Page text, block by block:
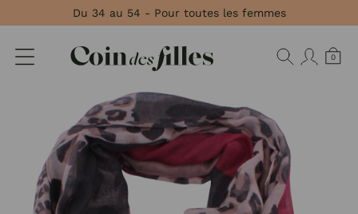
Du 34 au 54 - Pour toutes les femmes
0
Panneau de gestion des cookies